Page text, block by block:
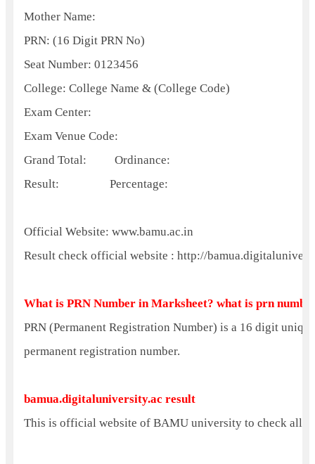
Mother Name:
PRN: (16 Digit PRN No)
Seat Number: 0123456
College: College Name & (College Code)
Exam Center:
Exam Venue Code:
Grand Total:
Ordinance:
Result:
Percentage:
Official Website: www.bamu.ac.in
Result check official website : http://
What is PRN Number in Marksheet? what is prn
PRN (Permanent Registration Number) is a 16 digit
permanent registration number.
bamua.digitaluniversity.ac result
This is official website of BAMU university to check all